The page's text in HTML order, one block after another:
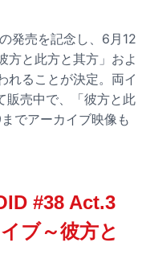
発売を記念し、6月12
方と此方と其方」およ
れることが決定。両イ
販売中で、「彼方と此
でアーカイブ映像も
#38 Act.3
ブ～彼方と